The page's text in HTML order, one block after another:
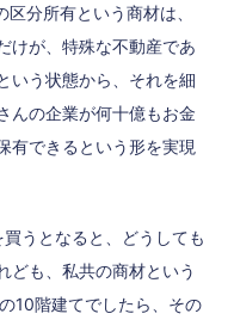
分所有という商材は、
けが、特殊な不動産であ
いう状態から、それを細
んの企業が何十億もお金
有できるという形を実現
うとなると、どうしても
ども、私共の商材という
10階建てでしたら、その